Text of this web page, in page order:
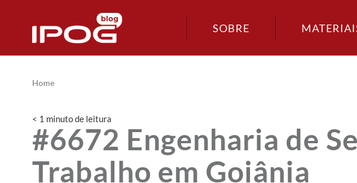
SOBRE
Home
< 1 minutode leitura
#6672 Engenharia de
Trabalho em Goiânia